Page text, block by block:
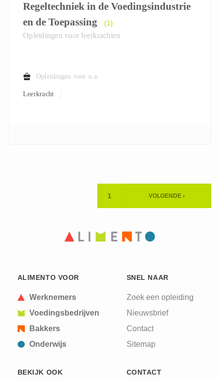
Regeltechniek in de Voedingsindustrie
en de Toepassing
(1)
Opleidingen voor leerkrachten
Opleidingen voor o.a.
Leerkracht
HUIDIGE
1 VOLGENDE ›
ALIMENTO VOOR
Werknemers
Voedingsbedrijven
Bakkers
Onderwijs
SNEL NAAR
Zoek een opleiding
Nieuwsbrief
Contact
Sitemap
BEKIJK OOK CONTACT